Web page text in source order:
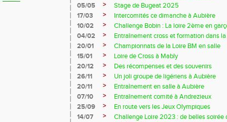
05/05
>
Stage de Bugeat 2025
17/03
>
Intercomités ce dimanche à Aubière
10/02
>
Challenge Bobin : La loire 2ème en
04/02
>
Entraînement cross et formation dans
20/01
>
Championnats de la Loire BM en salle
15/01
>
Loire de Cross à Mably
20/12
>
Des récompenses et des souvenirs
26/11
>
Un joli groupe de ligériens à Aubière
20/11
>
Entraînement en salle à Aubière
07/10
>
Entraînement comité à Andrezieux
25/09
>
En route vers les Jeux Olympiques
14/07
>
Challenge Loire 2023 : de belles soirée